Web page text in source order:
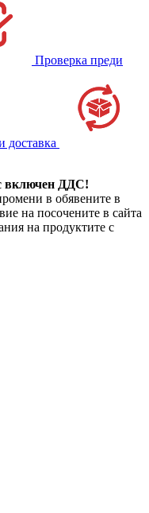
Проверка преди
доставка
включен ДДС!
в обявените в
на посочените в сайта
на продуктите с